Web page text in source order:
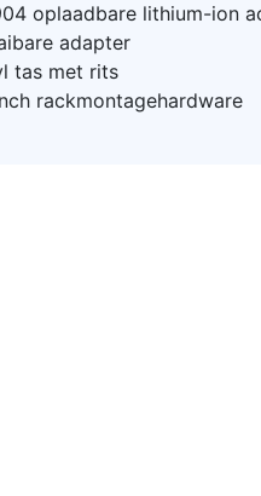
oplaadbare lithium-ion
adapter
tas met rits
rackmontagehardware